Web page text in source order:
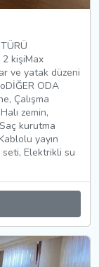
2 kişiMax
ve yatak düzeni
ODA
Çalışma
zemin,
kurutma
yayın
seti, Elektrikli su